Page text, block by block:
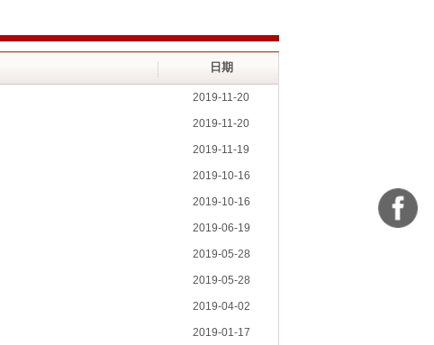
日期
2019-11-20
2019-11-20
2019-11-19
2019-10-16
2019-10-16
2019-06-19
2019-05-28
2019-05-28
2019-04-02
2019-01-17